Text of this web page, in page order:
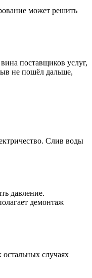
может решить
поставщиков услуг,
не пошёл дальше,
Слив воды
давление.
демонтаж
случаях